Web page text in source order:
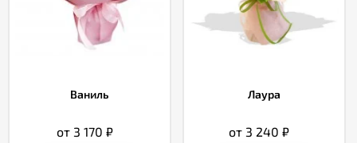
Ваниль
от 3 170 ₽
Лаура
от 3 240₽